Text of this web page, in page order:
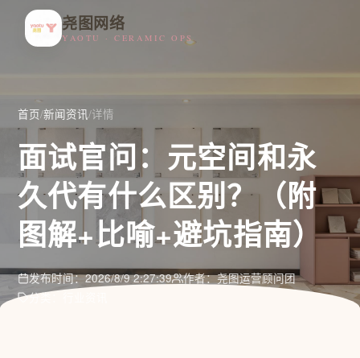
尧图网络
YAOTU · CERAMIC OPS
首页/新闻资讯/详情
面试官问：元空间和永
久代有什么区别？（附
图解+比喻+避坑指南）
发布时间：2026/8/9 2:27:39
作者：尧图运营顾问团
分类：行业资讯